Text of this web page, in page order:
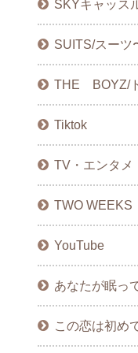
SKYキャッス
SUITS/スーツ
THE BOYZ/
Tiktok
TV・エンタメ
TWO WEEKS
YouTube
あなたが眠っ
この恋は初め